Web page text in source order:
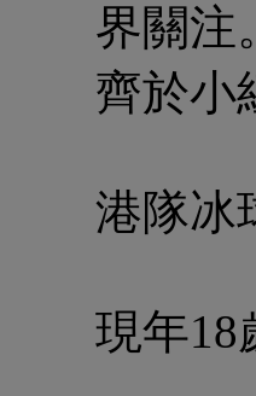
界關注
齊於小
港隊冰
現年18